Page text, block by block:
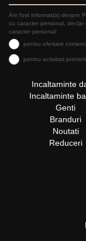
Am fost informat(a) despre
cu caracter personal,
caracter personal:
pentru ofertare
pentru activitati
Incaltaminte
Incaltaminte
Genti
Branduri
Noutati
Reduceri